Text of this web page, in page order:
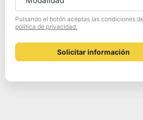
Pulsando el botón aceptas las condiciones
política de privacidad.
Solicitar información